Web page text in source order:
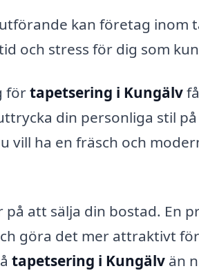
kan företag inom
och stress för dig som
förtapetsering i Kungälv
din personliga stil
vill ha en fräsch och
att sälja din bostad. En
göra det mer attraktivt
tapetsering i Kungälv än